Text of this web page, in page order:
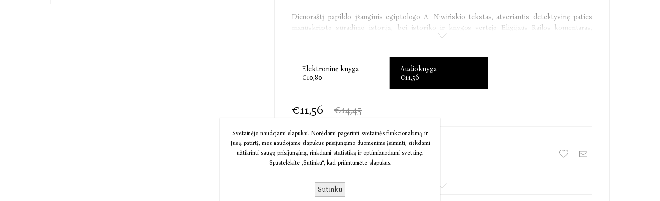
Dienoraštį papildo įžanginis egiptologo A. Niwińskio tekstas, atveriantis detektyvinę paties
manuskripto suradimo istoriją, bei istoriko ir knygos vertėjo Eligijaus Railos komentaras,
supažindinantis su Tiškevičių gimine ir jų palikimu Lietuvai.
Elektroninė knyga
€10,80
Audioknyga
€11,56
€11,56 €14,45
Į KREPŠELĮ
Informacija
Svetainėje naudojami slapukai. Norėdami pagerinti svetainės funkcionalumą ir
Jūsų patirtį, mes naudojame slapukus prisijungimo duomenims įsiminti, siekdami
užtikrinti saugų prisijungimą, rinkdami statistiką ir optimizuodami svetainę.
Spustelėkite „Sutinku“, kad priimtumėte slapukus.
Sutinku